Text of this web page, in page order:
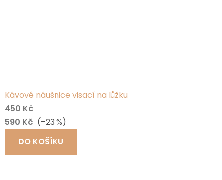
Kávové náušnice visací na lůžku
450 Kč
590 Kč (–23 %)
DO KOŠÍKU